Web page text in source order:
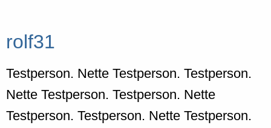
rolf31
Testperson. Nette Testperson. Testperson.
Nette Testperson. Testperson. Nette
Testperson. Testperson. Nette Testperson.